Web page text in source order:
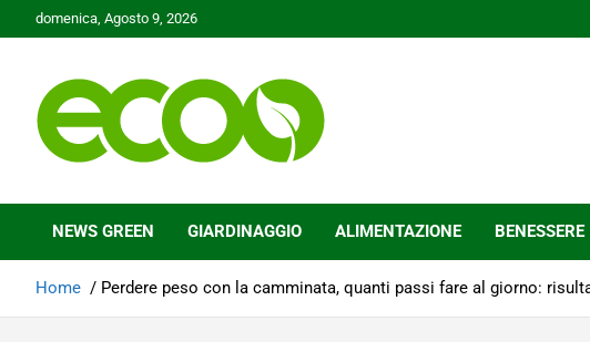
to
domenica, Agosto 9, 2026
Ecoo.it
NEWS GREEN GIARDINAGGIO ALIMENTAZIONE BENESSERE
Home Perdere peso con la camminata, quanti passi fare al giorno: